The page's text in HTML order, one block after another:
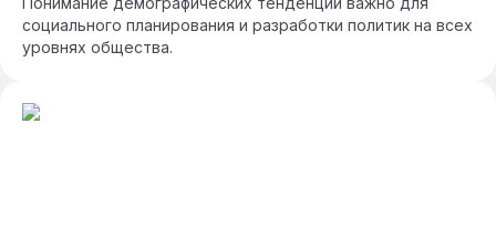
социального планирования и разработки политик на всех
уровнях общества.